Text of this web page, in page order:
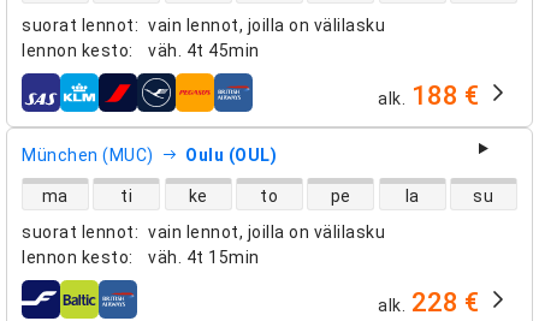
suorat lennot: vain lennot, joilla on välilasku
lennon kesto: väh. 4t 45min
lentoyhtiöt alk. 188 €
München (MUC) Oulu (OUL)
suorat lennot: vain lennot, joilla on välilasku
lennon kesto: väh. 4t 15min
suorien lentojen saatavuus
ma ti ke to pe la su
lentoyhtiöt alk. 228 €